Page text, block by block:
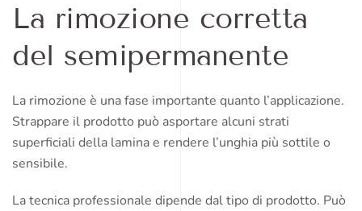
La rimozione corretta
del semipermanente
La rimozione è una fase importante quanto l’applicazione.
Strappare il prodotto può asportare alcuni strati
superficiali della lamina e rendere l’unghia più sottile o
sensibile.
La tecnica professionale dipende dal tipo di prodotto. Può